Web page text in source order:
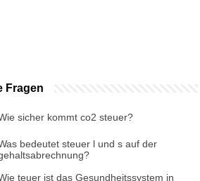
Fragen
sicher kommt co2 steuer?
bedeutet steuer l und s auf der
teuer ist das Gesundheitssystem in